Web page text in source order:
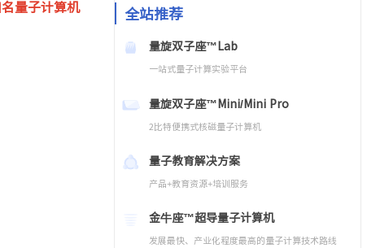
量子计算机
全站推荐
量旋双子座™Lab
一站式量子计算实验平台
量旋双子座™Mini/Mini Pro
2比特便携式核磁量子计算机
量子教育解决方案
产品+教育资源+培训服务
金牛座™超导量子计算机
发展最快、产业化程度最高的量子计算技术路线